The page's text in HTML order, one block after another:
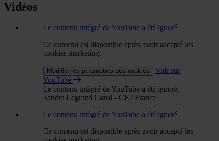
Vidéos
Le contenu intégré de YouTube a été ignoré
Ce contenu est disponible après avoir accepté les
cookies marketing.
Modifier les paramètres des cookies
Voir sur
YouTube
Le contenu intégré de YouTube a été ignoré.
Sandra Legrand Canal - CE / France
Le contenu intégré de YouTube a été ignoré
Ce contenu est disponible après avoir accepté les